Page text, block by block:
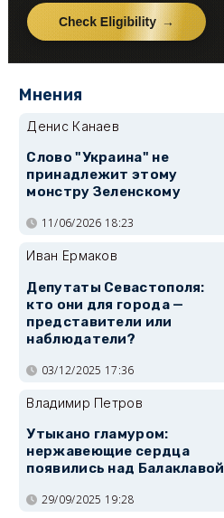
Мнения
Денис Канаев
Слово "Украина" не
принадлежит этому
монстру Зеленскому
11/06/2026 18:23
Иван Ермаков
Депутаты Севастополя:
кто они для города —
представители или
наблюдатели?
03/12/2025 17:36
Владимир Петров
Утыкано гламуром:
нержавеющие сердца
появились над Балаклавой
29/09/2025 19:28